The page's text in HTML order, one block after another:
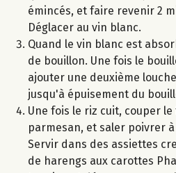
émincés, et faire revenir 2
Déglacer au vin blanc.
Quand le vin blanc est
de bouillon. Une fois le
ajouter une deuxième
jusqu'à épuisement du
Une fois le riz cuit, couper
parmesan, et saler poivrer
Servir dans des assiettes
de harengs aux carottes